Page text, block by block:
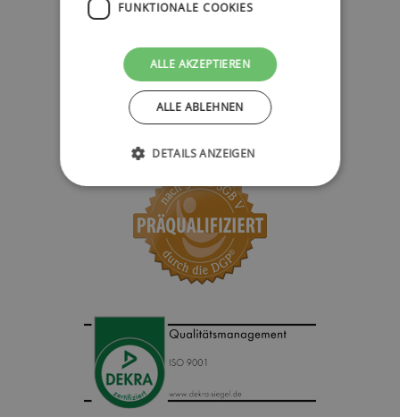
FUNKTIONALE COOKIES
ALLE AKZEPTIEREN
ALLE ABLEHNEN
DETAILS ANZEIGEN